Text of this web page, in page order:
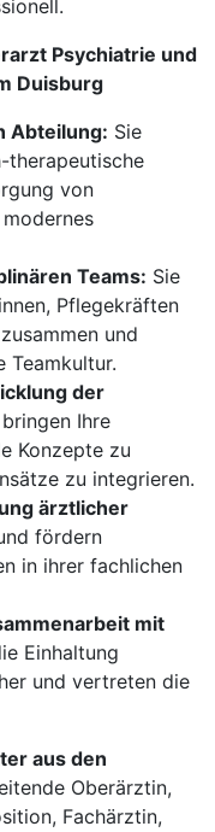
Psychiatrie und
Duisburg
Abteilung: Sie
therapeutische
von
Teams: Sie
Pflegekräften
und
Teamkultur.
der
Ihre
Konzepte zu
zu integrieren.
ärztlicher
fördern
in ihrer fachlichen
mit
Einhaltung
und vertreten die
aus den
Oberärztin,
Fachärztin,